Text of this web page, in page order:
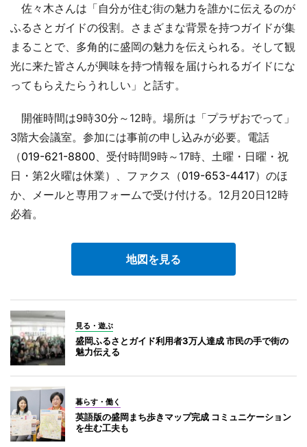
佐々木さんは「自分が住む街の魅力を誰かに伝えるのが
ふるさとガイドの役割。さまざまな背景を持つガイドが集
まることで、多角的に盛岡の魅力を伝えられる。そして観
光に来た皆さんが興味を持つ情報を届けられるガイドにな
ってもらえたらうれしい」と話す。
開催時間は9時30分～12時。場所は「プラザおでって」
3階大会議室。参加には事前の申し込みが必要。電話
（019-621-8800 、受付時間9時～17時、土曜・日曜・祝
日・第2火曜は休業）、ファクス（019-653-4417）のほ
か、メールと専用フォームで受け付ける。12月20日12時
必着。
地図を見る
見る・遊ぶ
盛岡ふるさとガイド利用者3万人達成 市民の手で街の
魅力伝える
暮らす・働く
英語版の盛岡まち歩きマップ完成 コミュニケーション
を生む工夫も